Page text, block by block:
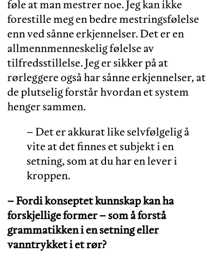
føle at man mestrer noe. Jeg kan ikke
forestille meg en bedre mestringsfølelse
enn ved sånne erkjennelser. Det er en
allmennmenneskelig følelse av
tilfredsstillelse. Jeg er sikker på at
rørleggere også har sånne erkjennelser, at
de plutselig forstår hvordan et system
henger sammen.
– Det er akkurat like selvfølgelig å
vite at det finnes et subjekt i en
setning, som at du har en lever i
kroppen.
– Fordi konseptet kunnskap kan ha
forskjellige former – som å forstå
grammatikken i en setning eller
vanntrykket i et rør?